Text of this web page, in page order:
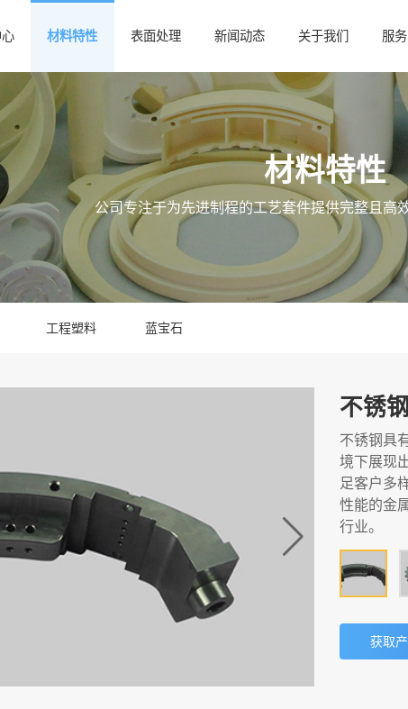
材料特性 表面处理 新闻动态 关于我们 服
材料特性
公司专注于为先进制程的工艺套件提供完整且高
工程塑料 蓝宝石
不锈钢
不锈钢具
境下展现
足客户多
性能的金
行业。
获取